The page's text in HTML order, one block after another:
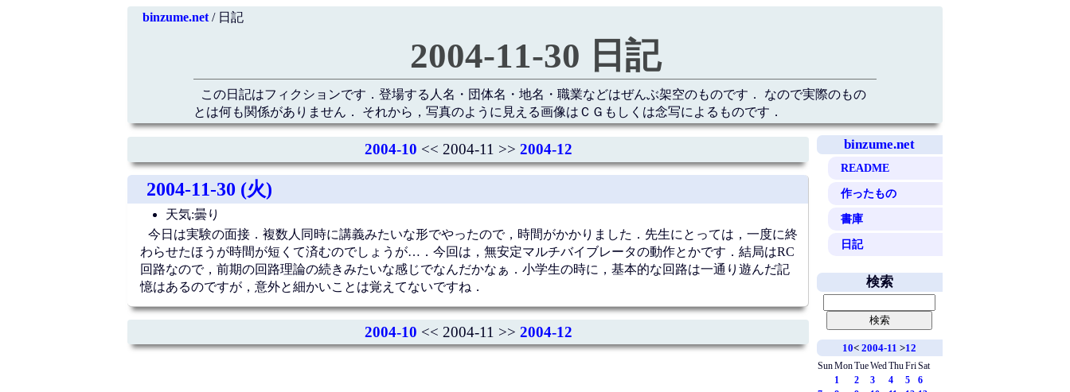
binzume.net/ 日記
2004-11-30 日記
この日記はフィクションです．登場する人名・団体名・地名・職業などはぜんぶ架空のものです． なので実際のもの
とは何も関係がありません． それから，写真のように見える画像はＣＧもしくは念写によるものです．
binzume.net
README
作ったもの
書庫
日記
2004-10 << 2004-11 >> 2004-12
2004-11-30 (火)
天気:曇り
今日は実験の面接．複数人同時に講義みたいな形でやったので，時間がかかりました．先生にとっては，一度に終
わらせたほうが時間が短くて済むのでしょうが…．今回は，無安定マルチバイブレータの動作とかです．結局はRC
回路なので，前期の回路理論の続きみたいな感じでなんだかなぁ．小学生の時に，基本的な回路は一通り遊んだ記
憶はあるのですが，意外と細かいことは覚えてないですね．
2004-10 << 2004-11 >> 2004-12
検索
10<2004-11 >12
SunMonTueWed ThuFriSat
1
2 3 4 5
6